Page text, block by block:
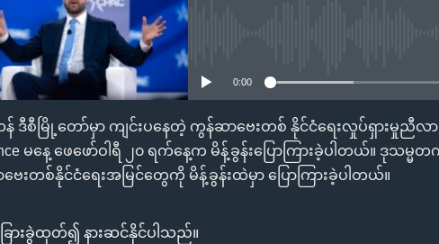
0:00
န် ဒီစီမြို့တော်မှာ ကျင်းပနေတဲ့ ကွန်ဆာဗေးတစ် နိုင်ငံရေးလှုပ်ရှားမှုညီလ
မနေ့ ဖေဖော်ဝါရီ ၂၀ ရက်နေ့က မိန့်ခွန်းပြောကြားခဲ့ပါတယ်။ ဒုသမ္မ
ေးတစ်နိုင်ငံရေးအမြင်တွေကို မိန့်ခွန်းထဲမှာ ပြောကြားခဲ့ပါတယ်။
ြားခွဲထုတ်၍ နားဆင်နိုင်ပါသည်။